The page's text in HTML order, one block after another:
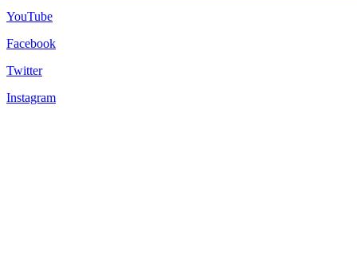
YouTube
Facebook
Twitter
Instagram